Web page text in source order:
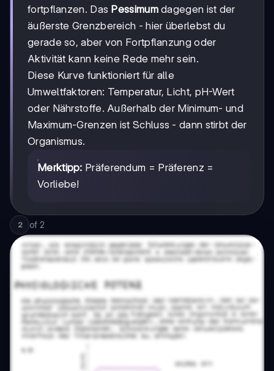
fortpflanzen. Das Pessimumdagegen ist der
äußerste Grenzbereich - hier überlebst du
gerade so, aber von Fortpflanzung oder
Aktivität kann keine Rede mehr sein.
Diese Kurve funktioniert für alle
Umweltfaktoren: Temperatur, Licht, pH-Wert
oder Nährstoffe. Außerhalb der Minimum- und
Maximum-Grenzen ist Schluss - dann stirbt der
Organismus.
Merktipp: Präferendum = Präferenz =
Vorliebe!
2 of 2